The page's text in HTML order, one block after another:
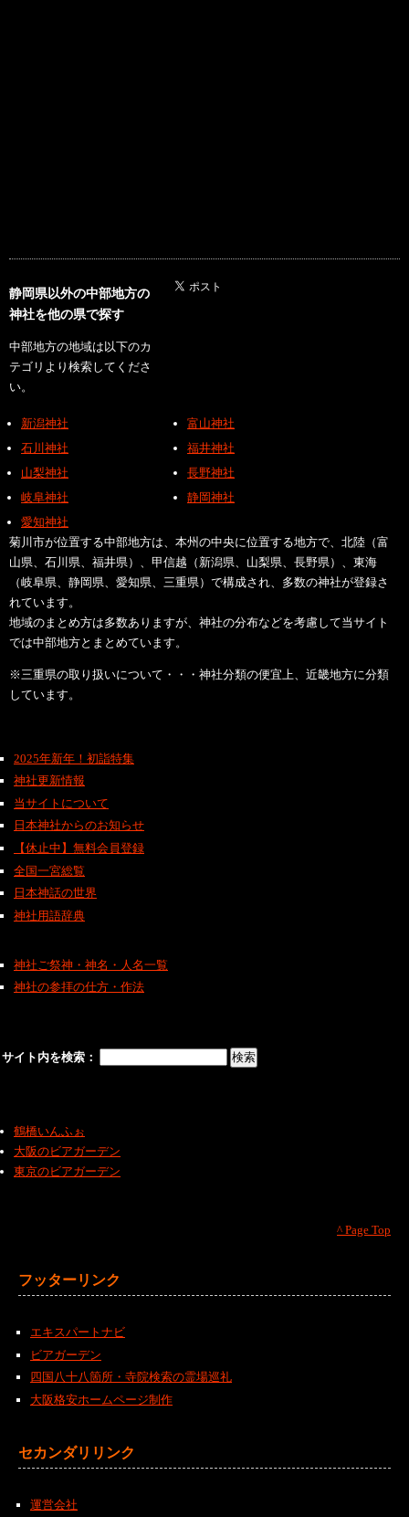
静岡県以外の中部地方の
神社を他の県で探す
中部地方の地域は以下のカ
テゴリより検索してくださ
い。
新潟神社
富山神社
石川神社
福井神社
山梨神社
長野神社
岐阜神社
静岡神社
愛知神社
菊川市が位置する中部地方は、本州の中央に位置する地方で、北陸（富
山県、石川県、福井県）、甲信越（新潟県、山梨県、長野県）、東海
（岐阜県、静岡県、愛知県、三重県）で構成され、多数の神社が登録さ
れています。
地域のまとめ方は多数ありますが、神社の分布などを考慮して当サイト
では中部地方とまとめています。
※三重県の取り扱いについて・・・神社分類の便宜上、近畿地方に分類
しています。
2025年新年！初詣特集
神社更新情報
当サイトについて
日本神社からのお知らせ
【休止中】無料会員登録
全国一宮総覧
日本神話の世界
神社用語辞典
神社ご祭神・神名・人名一覧
神社の参拝の仕方・作法
サイト内を検索：
鶴橋いんふぉ
大阪のビアガーデン
東京のビアガーデン
^ Page Top
フッターリンク
エキスパートナビ
ビアガーデン
四国八十八箇所・寺院検索の霊場巡礼
大阪格安ホームページ制作
セカンダリリンク
運営会社